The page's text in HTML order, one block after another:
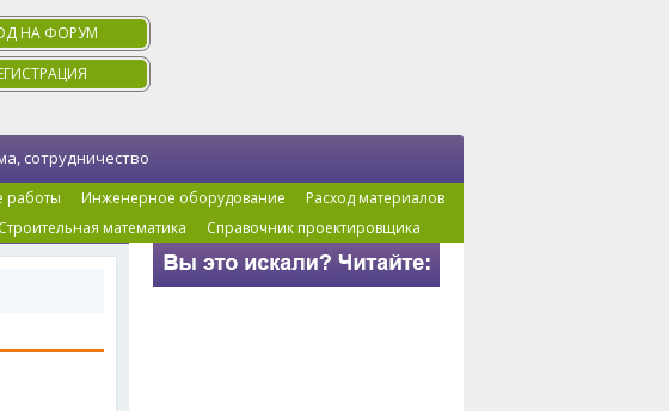
НА ФОРУМ
работы Инженерное оборудование
Расход материалов
Строительная математика Справочник проектировщика
сотрудничество